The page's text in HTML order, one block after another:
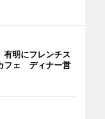
有明にフレンチス
フェ ディナー営